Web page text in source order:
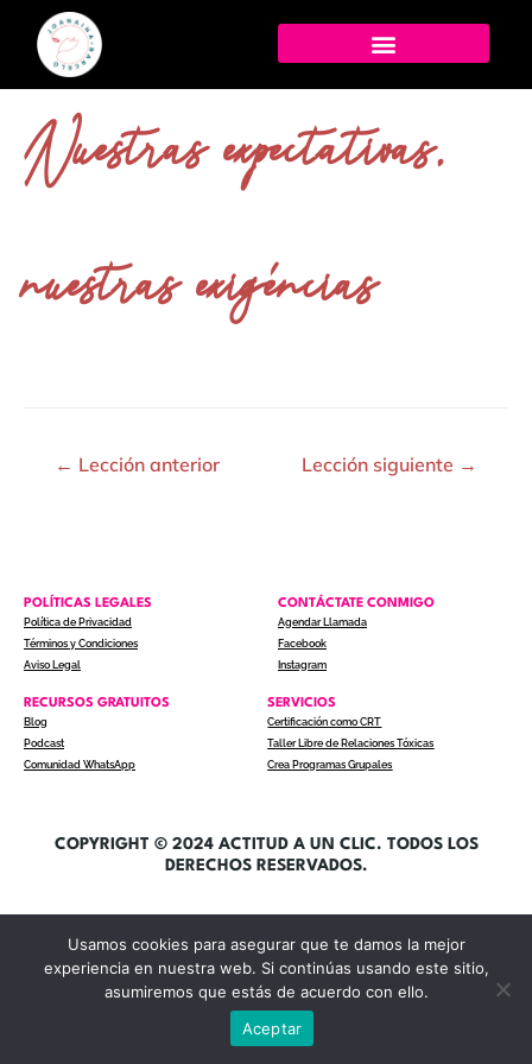
Nuestras expectativas,
nuestras exigéncias
← Lección anterior Lección siguiente →
POLÍTICAS LEGALES
Política de Privacidad
Términos y Condiciones
Aviso Legal
CONTÁCTATE CONMIGO
Agendar Llamada
Facebook
Instagram
RECURSOS GRATUITOS
Blog
Podcast
Comunidad WhatsApp
SERVICIOS
Certificación como CRT
Taller Libre de Relaciones Tóxicas
Crea Programas Grupales
COPYRIGHT © 2024 ACTITUD A UN CLIC. TODOS LOS
DERECHOS RESERVADOS.
Usamos cookies para asegurar que te damos la mejor
experiencia en nuestra web. Si continúas usando este sitio,
asumiremos que estás de acuerdo con ello.
Aceptar